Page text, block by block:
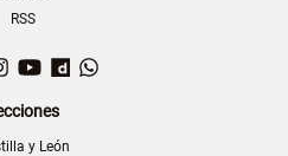
RSS
Instagram
YouTubeDailymotion
y León